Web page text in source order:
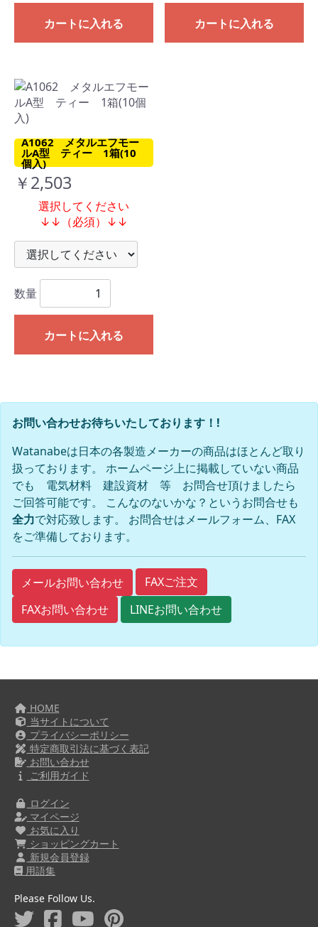
カートに入れる カートに入れる
A1062 メタルエフモー
ルA型 ティー 1箱(10
個入)
￥2,503
選択してください
↓↓（必須）↓↓
数量
カートに入れる
お問い合わせお待ちいたしております！!
Watanabeは日本の各製造メーカーの商品はほとんど取り
扱っております。 ホームページ上に掲載していない商品
でも 電気材料 建設資材 等 お問合せ頂けましたら
ご回答可能です。 こんなのないかな？というお問合せも
全力で対応致します。 お問合せはメールフォーム、FAX
をご準備しております。
メールお問い合わせ
FAXご注文
FAXお問い合わせ
LINEお問い合わせ
HOME
当サイトについて
プライバシーポリシー
特定商取引法に基づく表記
お問い合わせ
ご利用ガイド
ログイン
マイページ
お気に入り
ショッピングカート
新規会員登録
用語集
Please Follow Us.